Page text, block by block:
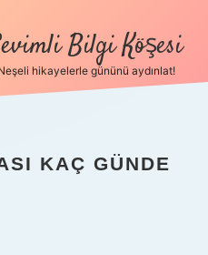
Bilgi Köşesi
hikayelerle gününü aydınlat!
KAÇ GÜNDE